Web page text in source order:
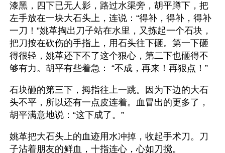
漆黑，四下已无人影，路过水渠旁，胡平蹲下，把
左手放在一块大石头上，连说：“得补，得补，得补
一刀！”姚革掏出刀子站在水里，又拣起一个石块，
把刀按在砍伤的手指上，用石头往下砸。第一下砸
得很轻，姚革还下不了这个狠心，第二下也砸得不
够有力。胡平有些着急： “不成，再来！再狠点！”
石块砸的第三下，拇指往上一跳。因为下边的大石
头不平，所以还有一点皮连着。血冒出的更多了，
胡平满意地说：“这下成了。”
姚革把大石头上的血迹用水冲掉，收起手术刀。刀
子沾着朋友的鲜血，十指连心，心如刀搅。